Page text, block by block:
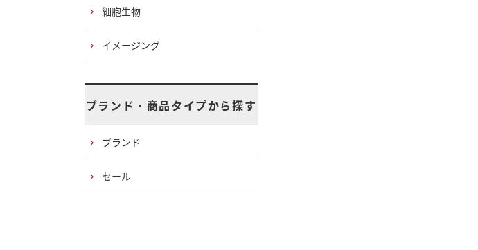
細胞生物
イメージング
ブランド・商品タイプから探す
ブランド
セール